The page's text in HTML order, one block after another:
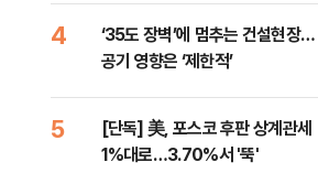
4
‘35도 장벽’에 멈추는 건설현장…
공기 영향은 ‘제한적’
5
[단독] 美, 포스코 후판 상계관세
1%대로…3.70%서 '뚝'